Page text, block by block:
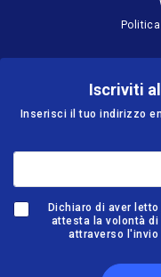
Iscriviti
Inserisci il tuo indirizzo
Dichiaro di aver letto
attesta la volontà
attraverso l'invio